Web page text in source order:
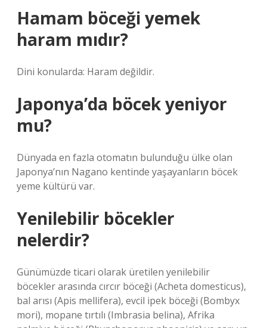
Hamam böceği yemek
haram mıdır?
Dini konularda: Haram değildir.
Japonya’da böcek yeniyor
mu?
Dünyada en fazla otomatın bulunduğu ülke olan
Japonya’nın Nagano kentinde yaşayanların böcek
yeme kültürü var.
Yenilebilir böcekler
nelerdir?
Günümüzde ticari olarak üretilen yenilebilir
böcekler arasında cırcır böceği (Acheta domesticus),
bal arısı (Apis mellifera), evcil ipek böceği (Bombyx
mori), mopane tırtılı (Imbrasia belina), Afrika